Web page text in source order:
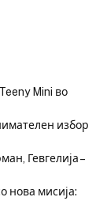
Mini во
избор
Гевгелија –
нова мисија: